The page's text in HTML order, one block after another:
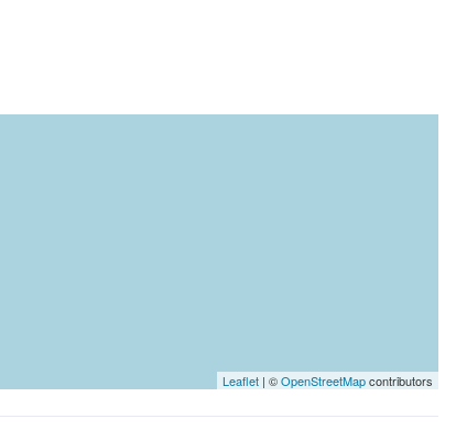
Leaflet | ©OpenStreetMapcontributors